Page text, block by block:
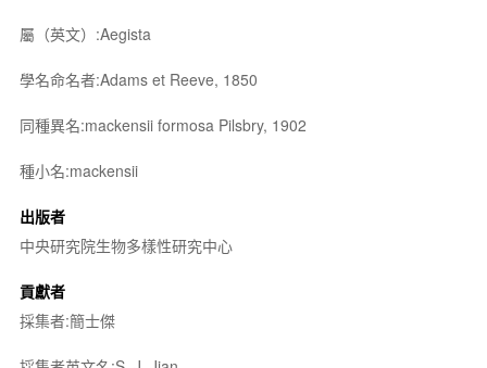
屬（英文）:Aegista
學名命名者:Adams et Reeve, 1850
同種異名:mackensii formosa Pilsbry, 1902
種小名:mackensii
出版者
中央研究院生物多樣性研究中心
貢獻者
採集者:簡士傑